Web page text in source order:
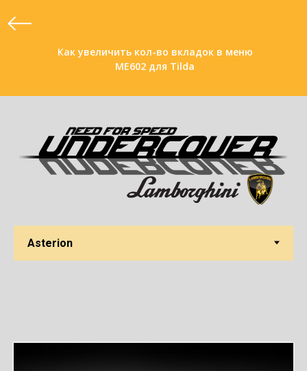
Как увеличить кол-во вкладок в меню
ME602 для Tilda